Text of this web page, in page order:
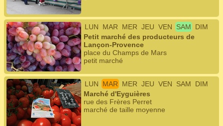
LUN MAR MER JEU VEN SAM
DIM
Petit marché des producteurs de
Lançon-Provence
place du Champs de Mars
petit marché
LUN MAR MER JEU VEN SAM
DIM
Marché d'Eyguières
rue des Frères Perret
marché de taille moyenne